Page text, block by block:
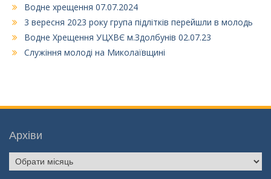
Водне хрещення 07.07.2024
3 вересня 2023 року група підлітків перейшли в молодь
Водне Хрещення УЦХВЄ м.Здолбунів 02.07.23
Служіння молоді на Миколаївщині
Архіви
Архіви